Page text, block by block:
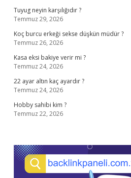
Tuyug neyin karşılığıdır ?
Temmuz 29, 2026
Koç burcu erkeği sekse düşkün müdür ?
Temmuz 26, 2026
Kasa eksi bakiye verir mi ?
Temmuz 24, 2026
22 ayar altın kaç ayardır ?
Temmuz 24, 2026
Hobby sahibi kim ?
Temmuz 22, 2026